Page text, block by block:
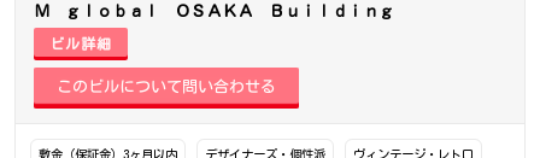
Ｍ ｇｌｏｂａｌ ＯＳＡＫＡ Ｂｕｉｌｄｉｎｇ
ビル詳細
敷金（保証金）3ヶ月以内 デザイナーズ・個性派 ヴィンテージ・レトロ